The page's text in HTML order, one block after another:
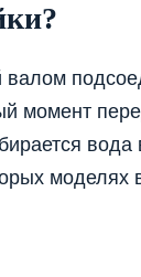
момент
вода
моделях